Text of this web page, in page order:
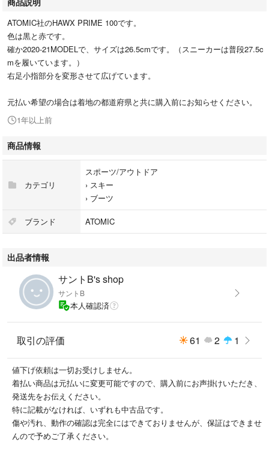
ATOMIC社のHAWX PRIME 100です。
色は黒と赤です。
確か2020-21MODELで、サイズは26.5cmです。（スニーカーは普段27.5c
mを履いています。）
右足小指部分を変形させて広げています。
元払い希望の場合は着地の都道府県と共に購入前にお知らせください。
1年以上前
商品情報
カテゴリ
スポーツ/アウトドア
› スキー
› ブーツ
ブランド ATOMIC
出品者情報
サントB's shop
サントB
本人確認済
取引の評価 61 2 1
値下げ依頼は一切お受けしません。
着払い商品は元払いに変更可能ですので、購入前にお声掛けいただき、
発送先をお伝えください。
特に記載がなければ、いずれも中古品です。
傷や汚れ、動作の確認は完全にはできておりませんが、保証はできませ
んので予めご了承ください。